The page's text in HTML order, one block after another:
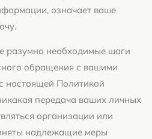
означает ваше
разумно необходимые шаги
обращения с вашими
настоящей Политикой
передача ваших личных
организации или
надлежащие меры